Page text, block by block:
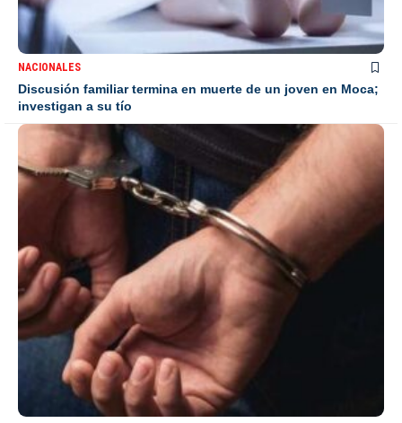
NACIONALES
Discusión familiar termina en muerte de un joven en Moca;
investigan a su tío